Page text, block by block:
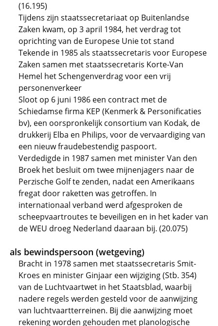
(16.195)
Tijdens zijn staatssecretariaat op Buitenlandse
Zaken kwam, op 3 april 1984, het verdrag tot
oprichting van de Europese Unie tot stand
Tekende in 1985 als staatssecretaris voor Europese
Zaken samen met staatssecretaris Korte-Van
Hemel het Schengenverdrag voor een vrij
personenverkeer
Sloot op 6 juni 1986 een contract met de
Schiedamse firma KEP (Kenmerk & Personificaties
bv), een oorspronkelijk consortium van Kodak, de
drukkerij Elba en Philips, voor de vervaardiging van
een nieuw fraudebestendig paspoort.
Verdedigde in 1987 samen met minister Van den
Broek het besluit om twee mijnenjagers naar de
Perzische Golf te zenden, nadat een Amerikaans
fregat door raketten was getroffen. In
internationaal verband werd afgesproken de
scheepvaartroutes te beveiligen en in het kader van
de WEU droeg Nederland daaraan bij. (20.075)
als bewindspersoon (wetgeving)
Bracht in 1978 samen met staatssecretaris Smit-
Kroes en minister Ginjaar een wijziging (Stb. 354)
van de Luchtvaartwet in het Staatsblad, waarbij
nadere regels werden gesteld voor de aanwijzing
van luchtvaartterreinen. Bij die aanwijzing moet
rekening worden gehouden met planologische